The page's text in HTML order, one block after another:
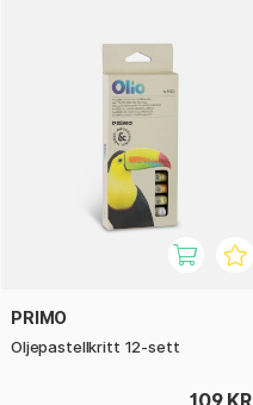
PRIMO
Oljepastellkritt 12-sett
109 KR